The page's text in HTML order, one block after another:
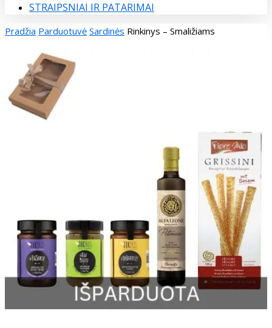
STRAIPSNIAI IR PATARIMAI
Pradžia Parduotuvė Sardinės Rinkinys – Smaližiams